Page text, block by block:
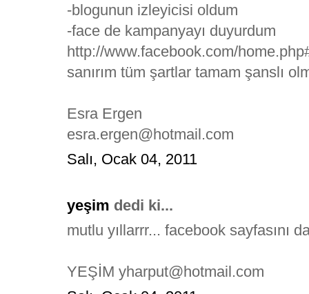
-blogunun izleyicisi oldum
-face de kampanyayı duyurdum
http://www.facebook.com/
sanırım tüm şartlar tamam şanslı
Esra Ergen
esra.ergen@hotmail.com
Salı, Ocak 04, 2011
yeşim dedi ki...
mutlu yıllarrr... facebook sayfasını
YEŞİM yharput@hotmail.com